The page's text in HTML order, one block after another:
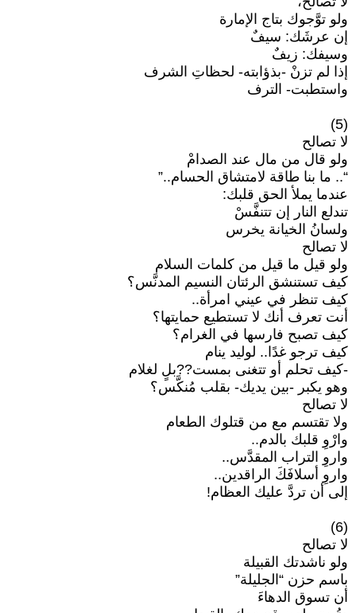
ولو توَّجوك بتاج الإمارة
إن عرشَك: سيفٌ
وسيفك: زيفٌ
إذا لم تزنْ -بذؤابته- لحظاتِ الشرف
واستطبت- الترف
(5)
لا تصالح
ولو قال من مال عند الصدامْ
“.. ما بنا طاقة لامتشاق الحسام..”
عندما يملأ الحق قلبك:
تندلع النار إن تتنفَّسْ
ولسانُ الخيانة يخرس
لا تصالح
ولو قيل ما قيل من كلمات السلام
كيف تستنشق الرئتان النسيم المدنَّس؟
كيف تنظر في عيني امرأة..
أنت تعرف أنك لا تستطيع حمايتها؟
كيف تصبح فارسها في الغرام؟
كيف ترجو غدًا.. لوليد ينام
-كيف تحلم أو تتغنى بمست??بلٍ لغلام
وهو يكبر -بين يديك- بقلب مُنكَّس؟
لا تصالح
ولا تقتسم مع من قتلوك الطعام
وارْوِ قلبك بالدم..
واروِ التراب المقدَّس..
واروِ أسلافَكَ الراقدين..
إلى أن تردَّ عليك العظام!
(6)
لا تصالح
ولو ناشدتك القبيلة
باسم حزن “الجليلة”
أن تسوق الدهاءَ